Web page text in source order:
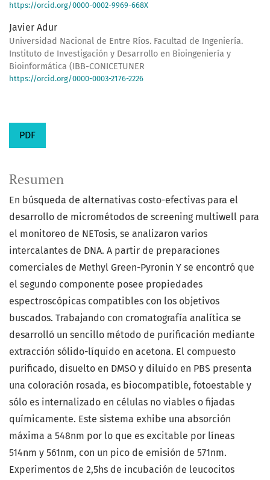
https://orcid.org/0000-0002-9969-668X
Javier Adur
Universidad Nacional de Entre Ríos. Facultad de Ingeniería.
Instituto de Investigación y Desarrollo en Bioingeniería y
Bioinformática (IBB-CONICETUNER
https://orcid.org/0000-0003-2176-2226
PDF
Resumen
En búsqueda de alternativas costo-efectivas para el
desarrollo de micrométodos de screening multiwell para
el monitoreo de NETosis, se analizaron varios
intercalantes de DNA. A partir de preparaciones
comerciales de Methyl Green-Pyronin Y se encontró que
el segundo componente posee propiedades
espectroscópicas compatibles con los objetivos
buscados. Trabajando con cromatografía analítica se
desarrolló un sencillo método de purificación mediante
extracción sólido-líquido en acetona. El compuesto
purificado, disuelto en DMSO y diluido en PBS presenta
una coloración rosada, es biocompatible, fotoestable y
sólo es internalizado en células no viables o fijadas
químicamente. Este sistema exhibe una absorción
máxima a 548nm por lo que es excitable por líneas
514nm y 561nm, con un pico de emisión de 571nm.
Experimentos de 2,5hs de incubación de leucocitos